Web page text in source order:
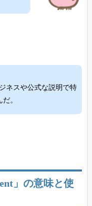
ネスや公式な説明で特
。
」の意味と使